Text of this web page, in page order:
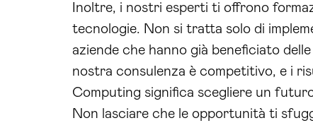
Inoltre, i nostri esperti ti offrono
tecnologie. Non si tratta solo di
aziende che hanno già beneficiato
nostra consulenza è competitivo, e i
Computing significa scegliere un
Non lasciare che le opportunità ti